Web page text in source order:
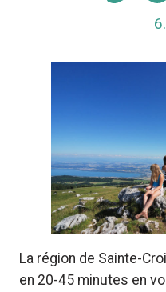
La région de Sainte-
en 20-45 minutes en